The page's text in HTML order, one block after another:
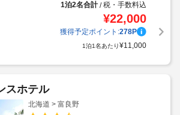
1泊2名合計/税・手数料込
¥22,000
獲得予定ポイント:278P
1泊1名あたり¥11,000
スホテル
北海道 > 富良野